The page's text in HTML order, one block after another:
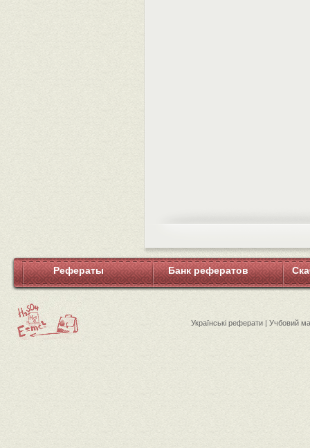
Рефераты Банк рефератов
Українські реферати | Учбовий